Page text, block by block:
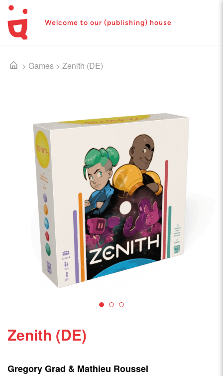
Welcome to our (publishing) house
> Games > Zenith (DE)
Zenith (DE)
Gregory Grad & Mathieu Roussel